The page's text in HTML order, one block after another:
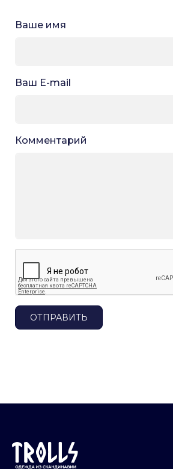
Ваше имя
Ваш E-mail
Комментарий
ОТПРАВИТЬ